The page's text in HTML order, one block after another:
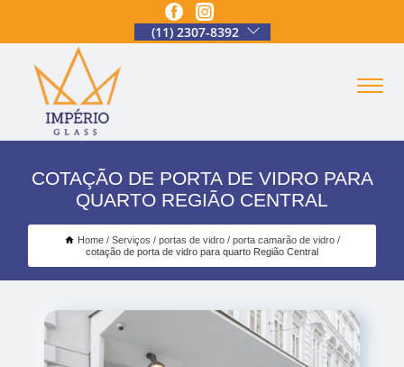
(11) 2307-8392
COTAÇÃO DE PORTA DE VIDRO PARA
QUARTO REGIÃO CENTRAL
Home Serviços portas de vidro
porta camarão de vidro
cotação de porta de vidro para quarto Região Central